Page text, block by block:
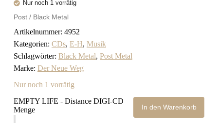
Nur noch 1 vorrätig
Post / Black Metal
Artikelnummer: 4952
Kategorien: CDs, E-H, Musik
Schlagwörter: Black Metal, Post Metal
Marke: Der Neue Weg
Nur noch 1 vorrätig
EMPTY LIFE - Distance DIGI-CD
Menge
In den Warenkorb